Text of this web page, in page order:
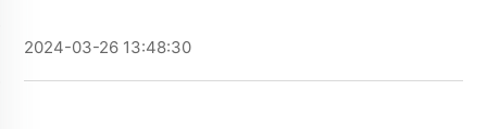
2024-03-26 13:48:30